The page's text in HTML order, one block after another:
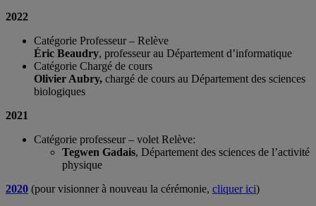
2022
Catégorie Professeur – Relève
Éric Beaudry, professeur au Département d’informatique
Catégorie Chargé de cours
Olivier Aubry, chargé de cours au Département des sciences
biologiques
2021
Catégorie professeur – volet Relève:
Tegwen Gadais, Département des sciences de l’activité
physique
2020 (pour visionner à nouveau la cérémonie, cliquer ici)